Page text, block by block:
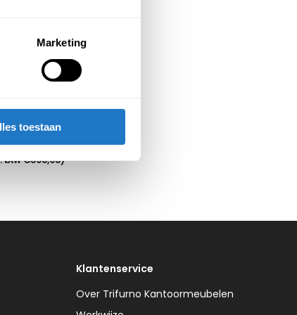
Marketing
toestaan
Advanced Mesh
NPR
€495,00
btw€598,95)
Klantenservice
Over Trifurno Kantoormeubelen